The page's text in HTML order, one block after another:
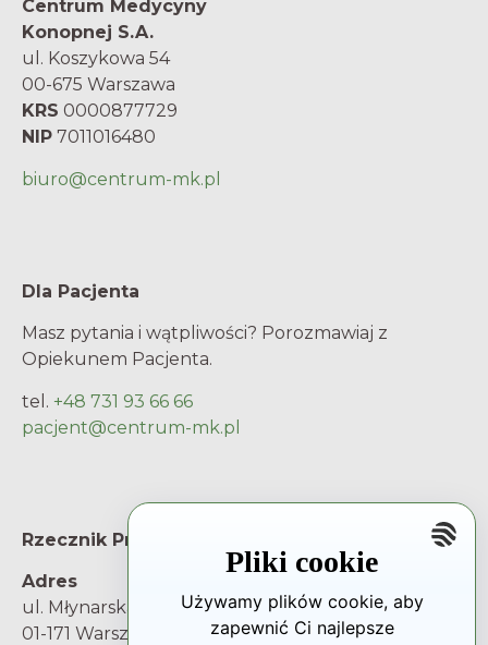
Centrum Medycyny
Konopnej S.A.
ul. Koszykowa 54
00-675 Warszawa
KRS 0000877729
NIP 7011016480
biuro@centrum-mk.pl
Dla Pacjenta
Masz pytania i wątpliwości? Porozmawiaj z
Opiekunem Pacjenta.
tel. +48 731 93 66 66
pacjent@centrum-mk.pl
Rzecznik Praw Pacjenta
Adres
ul. Młynarska 46
01-171 Warszawa
Pliki cookie
Używamy plików cookie, aby
zapewnić Ci najlepsze